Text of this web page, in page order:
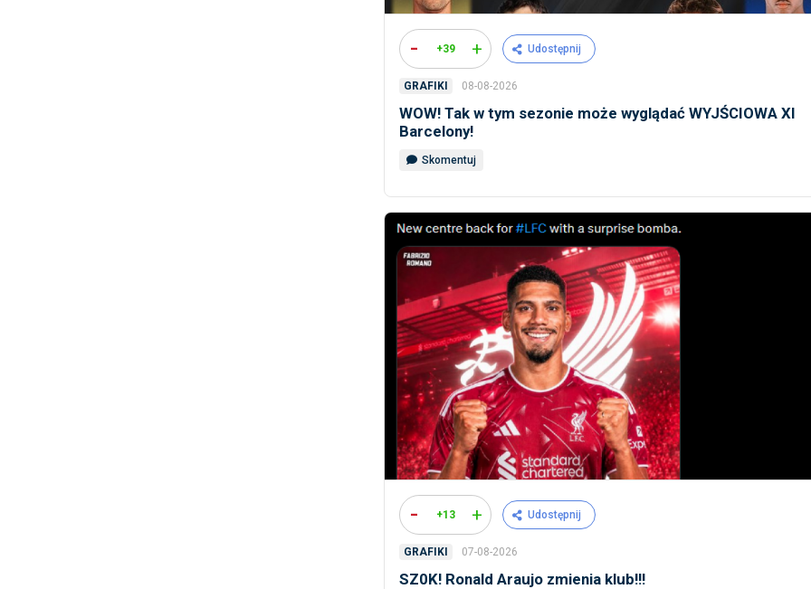
- +39 + Udostępnij
GRAFIKI 08-08-2026
WOW! Tak w tym sezonie może wyglądać WYJŚCIOWA XI
Barcelony!
Skomentuj
- +13 + Udostępnij
GRAFIKI 07-08-2026
SZ0K! Ronald Araujo zmienia klub!!!